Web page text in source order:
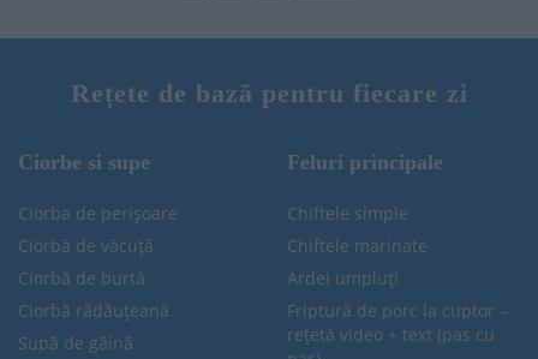
Rețete de bază pentru fiecare zi
Ciorbe si supe
Ciorba de perișoare
Ciorbă de văcuță
Ciorbă de burtă
Ciorbă rădăuțeană
Supă de găină
Feluri principale
Chiftele simple
Chiftele marinate
Ardei umpluți
Friptură de porc la cuptor –
rețetă video + text (pas cu